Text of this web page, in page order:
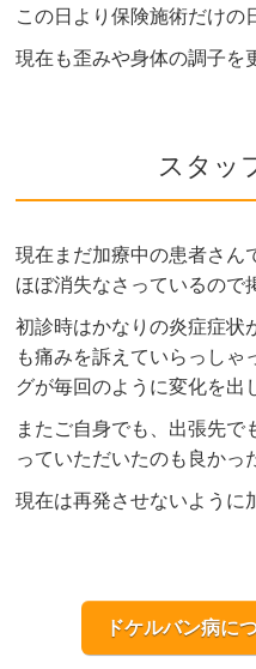
この日より保険施術だけの
現在も歪みや身体の調子を
スタッ
現在まだ加療中の患者さん
ほぼ消失なさっているので
初診時はかなりの炎症症状
も痛みを訴えていらっしゃ
グが毎回のように変化を出
またご自身でも、出張先で
っていただいたのも良かっ
現在は再発させないように
ドケルバン病に